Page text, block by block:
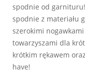
spodnie od
spodnie z materiału
szerokimi
towarzyszami dla
krótkim rękawem
have!